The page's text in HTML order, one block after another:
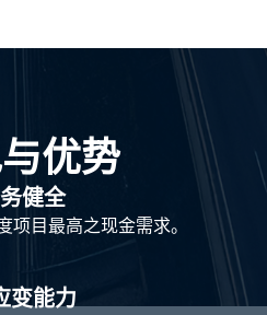
优势
健全
项目最高之现金需求。
变能力